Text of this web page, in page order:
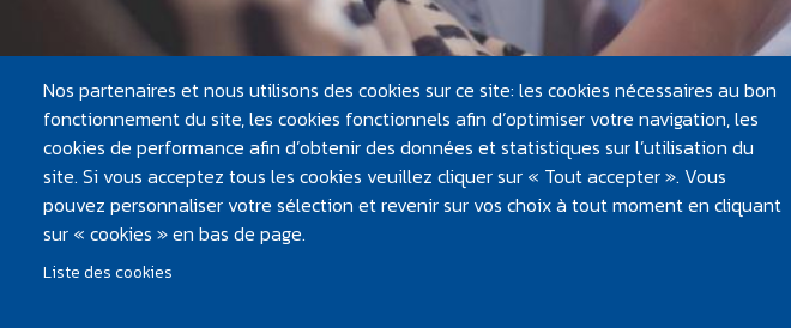
PIED DE PAGE
Plan du site
Nos partenaires et nous utilisons des cookies sur ce site: les cookies nécessaires au bon
fonctionnement du site, les cookies fonctionnels afin d’optimiser votre navigation, les
cookies de performance afin d’obtenir des données et statistiques sur l’utilisation du
site. Si vous acceptez tous les cookies veuillez cliquer sur « Tout accepter ». Vous
pouvez personnaliser votre sélection et revenir sur vos choix à tout moment en cliquant
sur « cookies » en bas de page.
Liste des cookies